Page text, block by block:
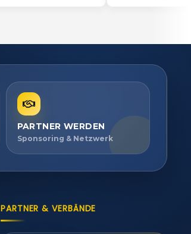
PARTNER WERDEN
Sponsoring & Netzwerk
PARTNER & VERBÄNDE